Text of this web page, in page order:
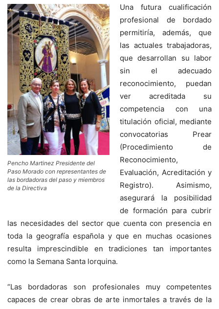
Pencho Martinez Presidente del
Paso Morado con representantes de
las bordadoras del paso y miembros
de la Directiva
Una futura cualificación
profesional de bordado
permitiría, además, que
las actuales trabajadoras,
que desarrollan su labor
sin el adecuado
reconocimiento, puedan
ver acreditada su
competencia con una
titulación oficial, mediante
convocatorias Prear
(Procedimiento de
Reconocimiento,
Evaluación, Acreditación y
Registro). Asimismo,
asegurará la posibilidad
de formación para cubrir
las necesidades del sector que cuenta con presencia en
toda la geografía española y que en muchas ocasiones
resulta imprescindible en tradiciones tan importantes
como la Semana Santa lorquina.
“Las bordadoras son profesionales muy competentes
capaces de crear obras de arte inmortales a través de la